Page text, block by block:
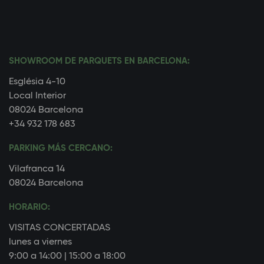
SHOWROOM DE PARQUETS EN BARCELONA:
Església 4-10
Local Interior
08024 Barcelona
+34 932 178 683
PARKING MÁS CERCANO:
Vilafranca 14
08024 Barcelona
HORARIO:
VISITAS CONCERTADAS
lunes a viernes
9:00 a 14:00 | 15:00 a 18:00